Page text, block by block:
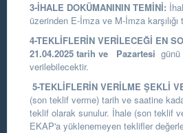
3-İHALE DOKÜMANININ TEMİNİ:
üzerinden E-İmza ve M-İmza
4-TEKLİFLERİN VERİLECEĞİ EN
21.04.2025 tarih ve Pazartesi
verilebilecektir.
5-TEKLİFLERİN VERİLME ŞEKLİ
(son teklif verme) tarih ve saatine
teklif olarak sunulur. İhale (son teklif
EKAP'a yüklenemeyen teklifler